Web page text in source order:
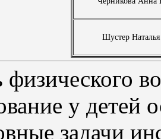
Шустер
физического
у детей
задачи